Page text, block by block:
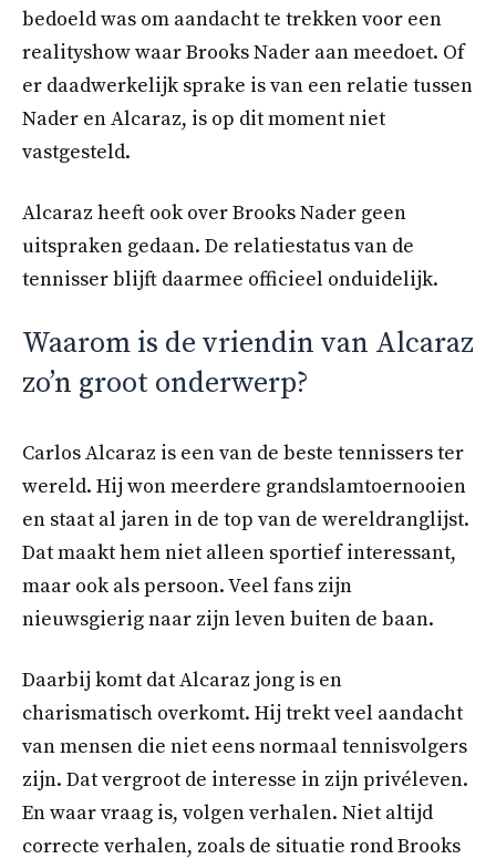
bedoeld was om aandacht te trekken voor een
realityshow waar Brooks Nader aan meedoet. Of
er daadwerkelijk sprake is van een relatie tussen
Nader en Alcaraz, is op dit moment niet
vastgesteld.
Alcaraz heeft ook over Brooks Nader geen
uitspraken gedaan. De relatiestatus van de
tennisser blijft daarmee officieel onduidelijk.
Waarom is de vriendin van Alcaraz
zo’n groot onderwerp?
Carlos Alcaraz is een van de beste tennissers ter
wereld. Hij won meerdere grandslamtoernooien
en staat al jaren in de top van de wereldranglijst.
Dat maakt hem niet alleen sportief interessant,
maar ook als persoon. Veel fans zijn
nieuwsgierig naar zijn leven buiten de baan.
Daarbij komt dat Alcaraz jong is en
charismatisch overkomt. Hij trekt veel aandacht
van mensen die niet eens normaal tennisvolgers
zijn. Dat vergroot de interesse in zijn privéleven.
En waar vraag is, volgen verhalen. Niet altijd
correcte verhalen, zoals de situatie rond Brooks